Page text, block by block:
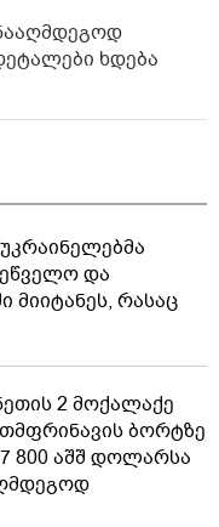
ხდება
და
მიიტანეს, რასაც
2 მოქალაქე
ბორტზე
800 აშშ დოლარსა